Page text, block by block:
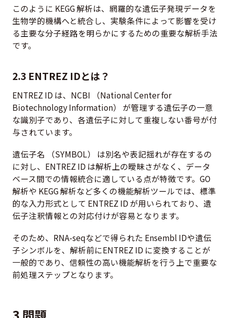
このように KEGG 解析は、網羅的な遺伝子発現データを
生物学的機構へと統合し、実験条件によって影響を受け
る主要な分子経路を明らかにするための重要な解析手法
です。
2.3 ENTREZ IDとは？
ENTREZ ID は、NCBI （National Center for
Biotechnology Information） が管理する遺伝子の一意
な識別子であり、各遺伝子に対して重複しない番号が付
与されています。
遺伝子名 （SYMBOL） は別名や表記揺れが存在するの
に対し、ENTREZ ID は解析上の曖昧さがなく、データ
ベース間での情報統合に適している点が特徴です。GO
解析や KEGG 解析など多くの機能解析ツールでは、標準
的な入力形式として ENTREZ ID が用いられており、遺
伝子注釈情報との対応付けが容易となります。
そのため、RNA-seqなどで得られた Ensembl IDや遺伝
子シンボルを、解析前にENTREZ ID に変換することが
一般的であり、信頼性の高い機能解析を行う上で重要な
前処理ステップとなります。